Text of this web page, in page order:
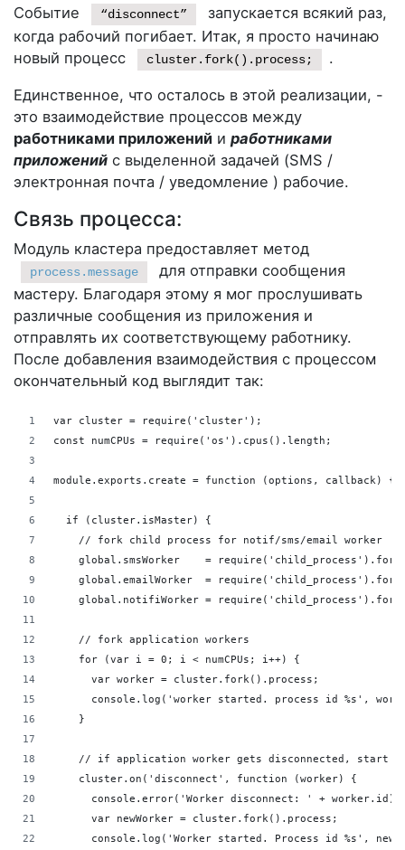
Событие “disconnect”
запускается всякий раз,
когда рабочий погибает. Итак, я просто начинаю
новый процесс
cluster.fork().process; .
Единственное, что осталось в этой реализации, -
это взаимодействие процессов между
работниками приложений и работниками
приложений с выделенной задачей (SMS /
электронная почта / уведомление ) рабочие.
Связь процесса:
Модуль кластера предоставляет метод
process.message
для отправки сообщения
мастеру. Благодаря этому я мог прослушивать
различные сообщения из приложения и
отправлять их соответствующему работнику.
После добавления взаимодействия с процессом
окончательный код выглядит так:
var cluster = require('cluster');
const numCPUs = require('os').cpus().length;
module.exports.create = function (options, callback) {
  if (cluster.isMaster) {
    // fork child process for notif/sms/email worker
global.smsWorker    =
global.emailWorker  =
global.notifiWorker =
    // fork application workers
    for (var i = 0; i < numCPUs; i++) {
      var worker = cluster.fork().process;
console.log('worker started. process id %s',
    }
// if application worker gets disconnected, start
    cluster.on('disconnect', function (worker) {
      console.error('Worker disconnect: ' + worker.id);
      var newWorker = cluster.fork().process;
console.log('Worker started. Process id %s',